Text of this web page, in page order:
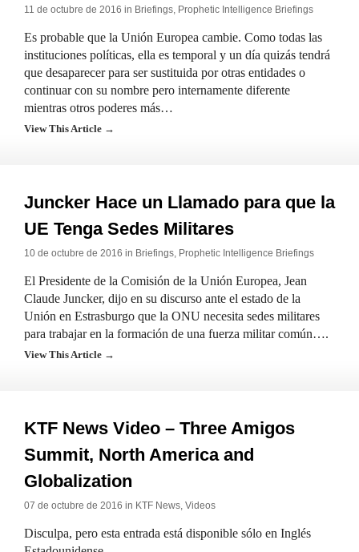
11 de octubre de 2016 in Briefings, Prophetic Intelligence Briefings
Es probable que la Unión Europea cambie. Como todas las
instituciones políticas, ella es temporal y un día quizás tendrá
que desaparecer para ser sustituida por otras entidades o
continuar con su nombre pero internamente diferente
mientras otros poderes más…
View This Article →
Juncker Hace un Llamado para que la
UE Tenga Sedes Militares
10 de octubre de 2016 in Briefings, Prophetic Intelligence Briefings
El Presidente de la Comisión de la Unión Europea, Jean
Claude Juncker, dijo en su discurso ante el estado de la
Unión en Estrasburgo que la ONU necesita sedes militares
para trabajar en la formación de una fuerza militar común….
View This Article →
KTF News Video – Three Amigos
Summit, North America and
Globalization
07 de octubre de 2016 in KTF News, Videos
Disculpa, pero esta entrada está disponible sólo en Inglés